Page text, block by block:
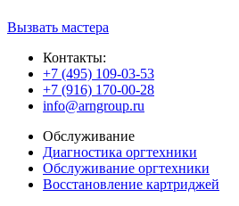
Вызвать мастера
Контакты:
+7 (495) 109-03-53
+7 (916) 170-00-28
info@arngroup.ru
Обслуживание
Диагностика оргтехники
Обслуживание оргтехники
Восстановление картриджей